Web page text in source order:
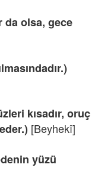
da olsa, gece
kısadır, oruç
[Beyhekî]
yüzü